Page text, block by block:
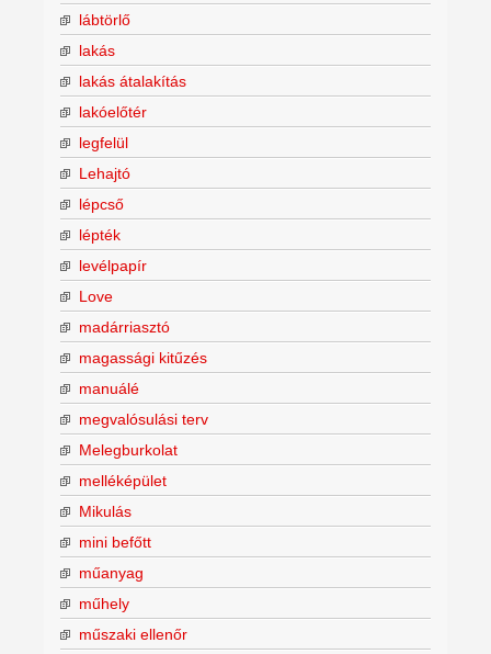
lábtörlő
lakás
lakás átalakítás
lakóelőtér
legfelül
Lehajtó
lépcső
lépték
levélpapír
Love
madárriasztó
magassági kitűzés
manuálé
megvalósulási terv
Melegburkolat
melléképület
Mikulás
mini befőtt
műanyag
műhely
műszaki ellenőr